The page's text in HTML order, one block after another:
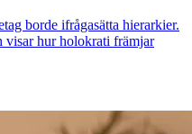
borde ifrågasätta hierarkier.
visar hur holokrati främjar